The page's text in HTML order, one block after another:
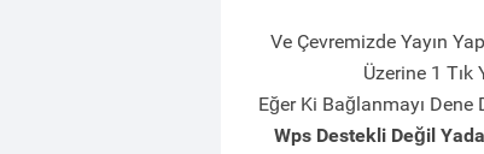
Ve Çevremizde Yayın
Üzerine 1 Tık
Eğer Ki Bağlanmayı Dene
Wps Destekli Değil